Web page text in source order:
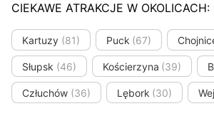
CIEKAWE ATRAKCJE W OKOLICACH:
Kartuzy (81) Puck (67)
Słupsk (46) Kościerzyna (39)
Człuchów (36) Lębork (30)